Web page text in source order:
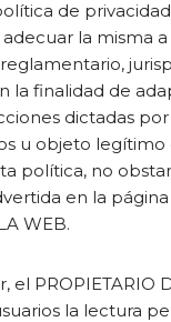
de
la misma
la finalidad de
dictadas
u objeto legítimo
política, no
en la
WEB.
el PROPIETARIO
la lectura